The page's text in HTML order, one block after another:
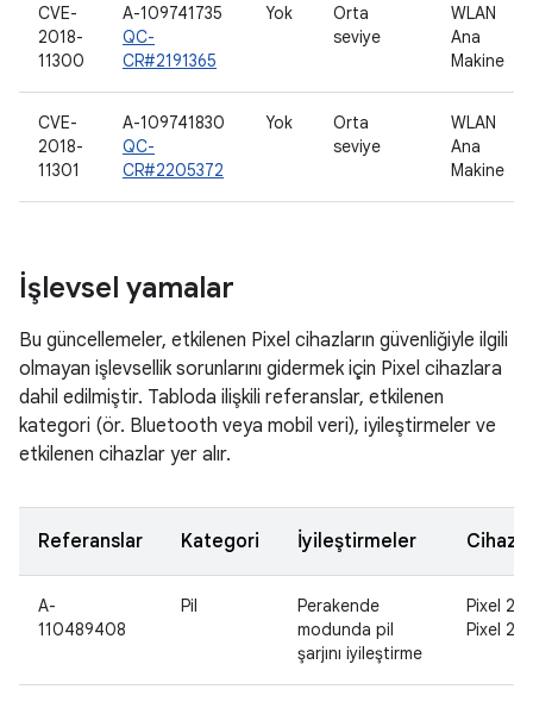
CVE-
2018-
11300
A-109741735
QC-
CR#2191365
Yok
Orta
seviye
WLAN
Ana
Makine
CVE-
2018-
11301
A-109741830
QC-
CR#2205372
Yok
Orta
seviye
WLAN
Ana
Makine
İşlevsel yamalar
Bu güncellemeler, etkilenen Pixel cihazların güvenliğiyle ilgili
olmayan işlevsellik sorunlarını gidermek için Pixel cihazlara
dahil edilmiştir. Tabloda ilişkili referanslar, etkilenen
kategori (ör. Bluetooth veya mobil veri), iyileştirmeler ve
etkilenen cihazlar yer alır.
Referanslar Kategori İyileştirmeler
A-
110489408
Pil
Perakende
modunda pil
şarjını iyileştirme
Pixel 2,
Pixel 2